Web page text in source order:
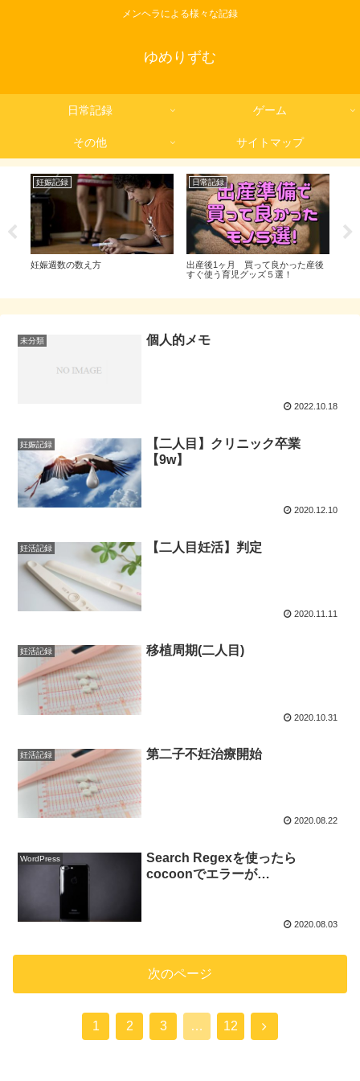
メンヘラによる様々な記録
ゆめりずむ
日常記録 ゲーム
その他 サイトマップ
妊娠記録
妊娠週数の数え方
日常記録
出産後1ヶ月 買って良かった産後
すぐ使う育児グッズ５選！
未分類 個人的メモ
2022.10.18
妊娠記録
【二人目】クリニック卒業
【9w】
2020.12.10
妊活記録 【二人目妊活】判定
2020.11.11
妊活記録 移植周期(二人目)
2020.10.31
妊活記録 第二子不妊治療開始
2020.08.22
WordPress
Search Regexを使ったら
cocoonでエラーが…
2020.08.03
次のページ
1 2 3 … 12